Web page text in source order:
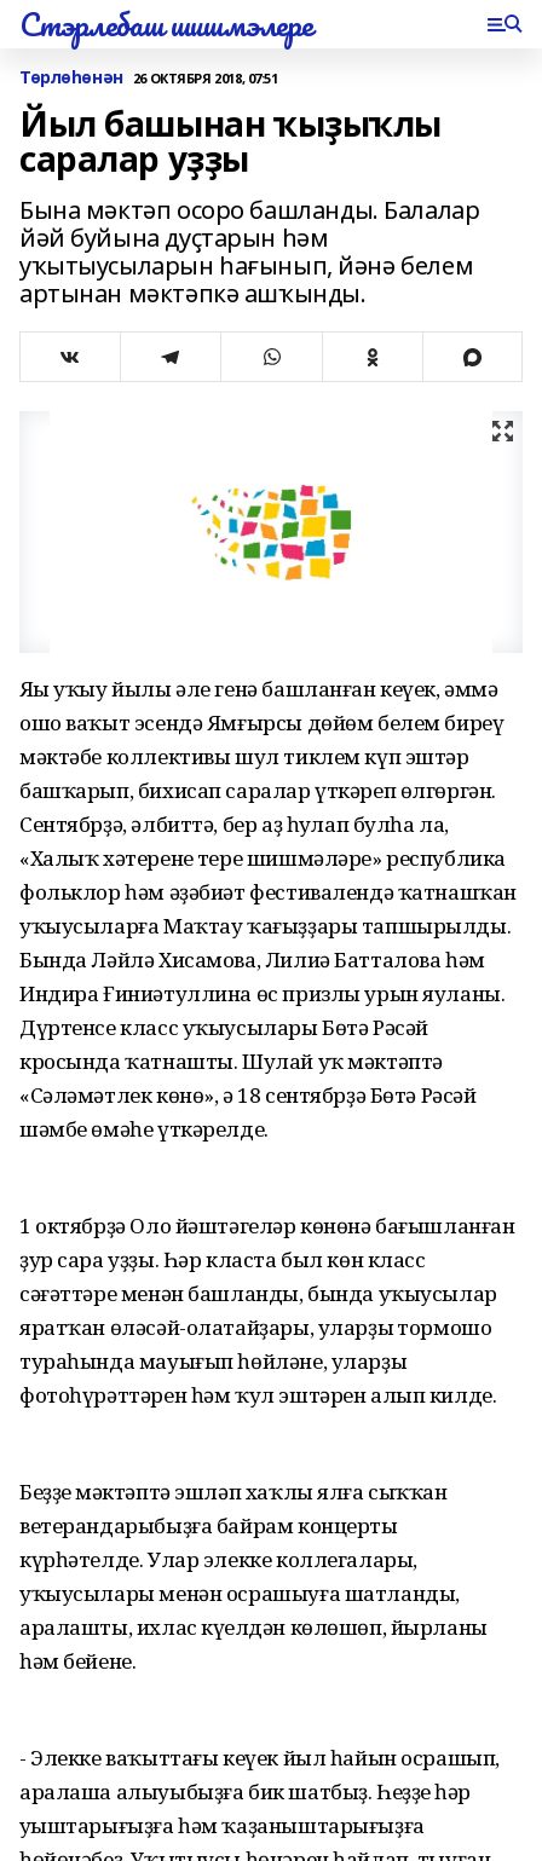
Стэрлебаш шишмэлере
Төрлөһөнән 26 ОКТЯБРЯ 2018, 07:51
Йыл башынан ҡыҙыҡлы
саралар уҙҙы
Бына мәктәп осоро башланды. Балалар
йәй буйына дуҫтарын һәм
уҡытыусыларын һағынып, йәнә белем
артынан мәктәпкә ашҡынды.
Яңы уҡыу йылы әле генә башланған кеүек, әммә
ошо ваҡыт эсендә Ямғырсы дөйөм белем биреү
мәктәбе коллективы шул тиклем күп эштәр
башҡарып, бихисап саралар үткәреп өлгөргән.
Сентябрҙә, әлбиттә, бер аҙ һуңлап булһа ла,
«Халыҡ хәтеренең тере шишмәләре» республика
фольклор һәм әҙәбиәт фестивалендә ҡатнашҡан
уҡыусыларға Маҡтау ҡағыҙҙары тапшырылды.
Бында Ләйлә Хисамова, Лилиә Батталова һәм
Индира Ғиниәтуллина өс призлы урын яуланы.
Дүртенсе класс уҡыусылары Бөтә Рәсәй
кросында ҡатнашты. Шулай уҡ мәктәптә
«Сәләмәтлек көнө», ә 18 сентябрҙә Бөтә Рәсәй
шәмбе өмәһе үткәрелде.
1 октябрҙә Оло йәштәгеләр көнөнә бағышланған
ҙур сара уҙҙы. Һәр класта был көн класс
сәғәттәре менән башланды, бында уҡыусылар
яратҡан өләсәй-олатайҙары, уларҙың тормошо
тураһында мауығып һөйләне, уларҙың
фотоһүрәттәрен һәм ҡул эштәрен алып килде.
Беҙҙең мәктәптә эшләп хаҡлы ялға сыҡҡан
ветерандарыбыҙға байрам концерты
күрһәтелде. Улар элекке коллегалары,
уҡыусылары менән осрашыуға шатланды,
аралашты, ихлас күңелдән көлөшөп, йырланы
һәм бейене.
- Элекке ваҡыттағы кеүек йыл һайын осрашып,
аралаша алыуыбыҙға бик шатбыҙ. Һеҙҙең һәр
уңыштарығыҙға һәм ҡаҙаныштарығыҙға